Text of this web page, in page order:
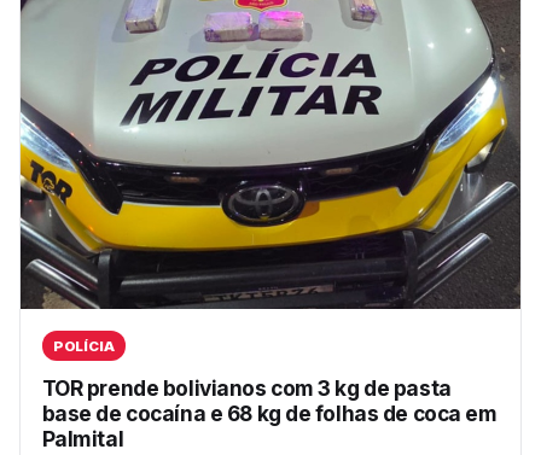
POLÍCIA
TOR prende bolivianos com 3 kg de pasta
base de cocaína e 68 kg de folhas de coca em
Palmital